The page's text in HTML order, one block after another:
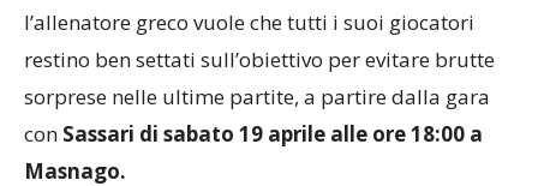
l’allenatore greco vuole che tutti i suoi giocatori
restino ben settati sull’obiettivo per evitare brutte
sorprese nelle ultime partite, a partire dalla gara
con Sassari di sabato 19 aprile alle ore 18:00 a
Masnago.